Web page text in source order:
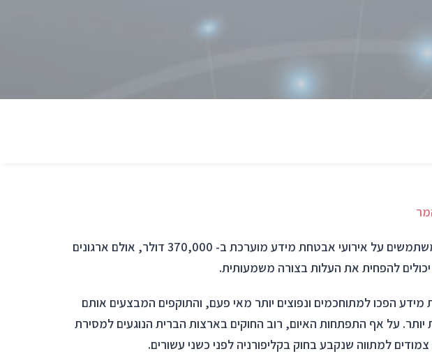
עלות משלוח הודעות ללקוחות ומשתמשים על אירועי אבטחת מידע מוערכת ב- 370,000 דולר, אולם ארגונים
להפחית את העלות בצורה משמעותית.
מידע הפכו למתוחכמים ונפוצים יותר מאי פעם, והתוקפים המבצעים אותם
על אף התפתחות האיום, רוב החוקים בארצות הברית הנוגעים למסירת
למתווה שנקבע בחוק בקליפורניה לפני כשני עשורים.